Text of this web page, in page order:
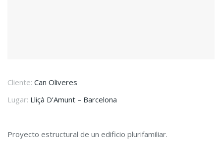
Cliente: Can Oliveres
Lugar: Lliçà D’Amunt – Barcelona
Proyecto estructural de un edificio plurifamiliar.